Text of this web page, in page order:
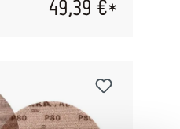
Arbeitsumgebung.
49,39 €*